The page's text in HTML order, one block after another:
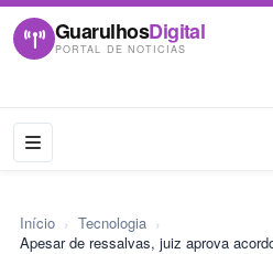
GuarulhosDigital
PORTAL DE NOTICIAS
Início › Tecnologia ›
Apesar de ressalvas, juiz aprova